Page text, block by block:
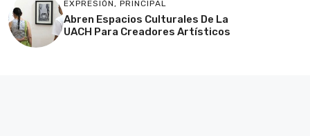
EXPRESIÓN, PRINCIPAL
Abren Espacios Culturales De La
UACH Para Creadores Artísticos